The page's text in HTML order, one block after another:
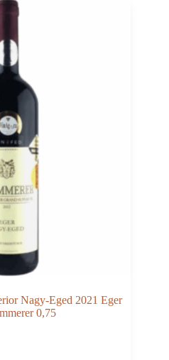
Nagy-Eged 2021 Eger
0,75